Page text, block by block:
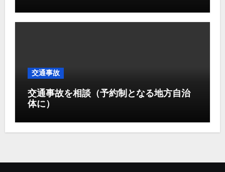
交通事故
交通事故を相談（予約制となる地方自治
体に）